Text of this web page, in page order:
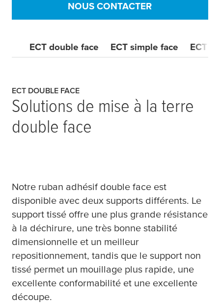
NOUS CONTACTER
ECT double face ECT simple face ECT
ECT DOUBLE FACE
Solutions de mise à la terre
double face
Notre ruban adhésif double face est
disponible avec deux supports différents. Le
support tissé offre une plus grande résistance
à la déchirure, une très bonne stabilité
dimensionnelle et un meilleur
repositionnement, tandis que le support non
tissé permet un mouillage plus rapide, une
excellente conformabilité et une excellente
découpe.